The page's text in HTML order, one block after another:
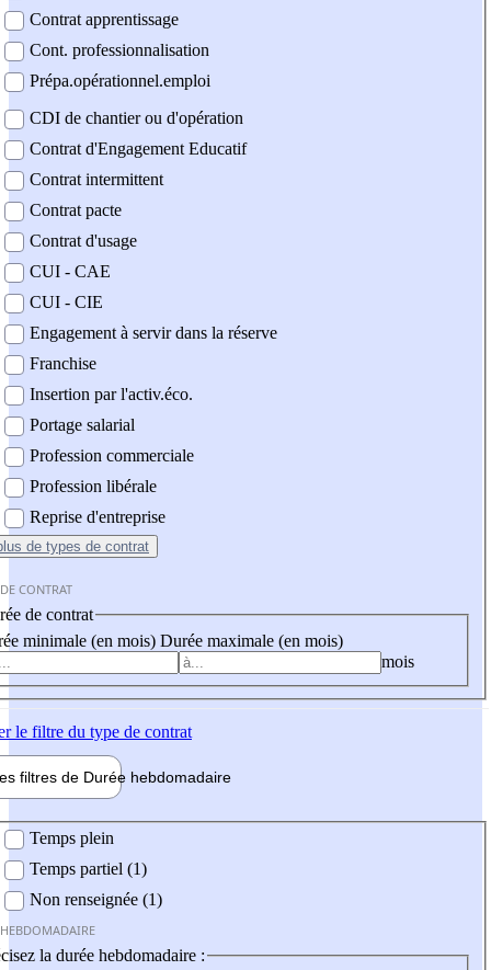
Contrat apprentissage
Cont. professionnalisation
Prépa.opérationnel.emploi
CDI de chantier ou d'opération
Contrat d'Engagement Educatif
Contrat intermittent
Contrat pacte
Contrat d'usage
CUI - CAE
CUI - CIE
Engagement à servir dans la réserve
Franchise
Insertion par l'activ.éco.
Portage salarial
Profession commerciale
Profession libérale
Reprise d'entreprise
de types de contrat
CONTRAT
de contrat
minimale (en mois) Durée maximale (en mois)
mois
le filtre du type de contrat
filtres de Durée hebdomadaire
Temps plein
Temps partiel (1)
Non renseignée (1)
la durée hebdomadaire :